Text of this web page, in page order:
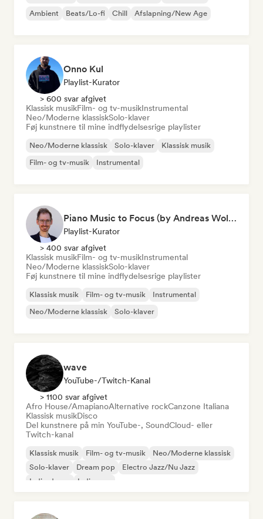
Ambient
Beats/Lo-fi Chill Afslapning/New Age
Onno Kul
Playlist-Kurator
> 600 svar afgivet
Klassisk musikFilm- og tv-musikInstrumental
Neo/Moderne klassiskSolo-klaver
Føj kunstnere til mine indflydelsesrige playlister
Neo/Moderne klassisk Solo-klaver
Klassisk musik
Film- og tv-musik
Instrumental
Piano Music to Focus (by Andreas Wolff)
Playlist-Kurator
> 400 svar afgivet
Klassisk musikFilm- og tv-musikInstrumental
Neo/Moderne klassiskSolo-klaver
Føj kunstnere til mine indflydelsesrige playlister
Klassisk musik Film- og tv-musik
Instrumental
Neo/Moderne klassisk
Solo-klaver
wave
YouTube-/Twitch-Kanal
> 1100 svar afgivet
Afro House/AmapianoAlternative rockCanzone Italiana
Klassisk musikDisco
Del kunstnere på min YouTube-, SoundCloud- eller
Twitch-kanal
Klassisk musik Film- og tv-musik
Neo/Moderne klassisk
Solo-klaver
Dream pop
Electro Jazz/Nu Jazz
Indie-dance
Indie-pop